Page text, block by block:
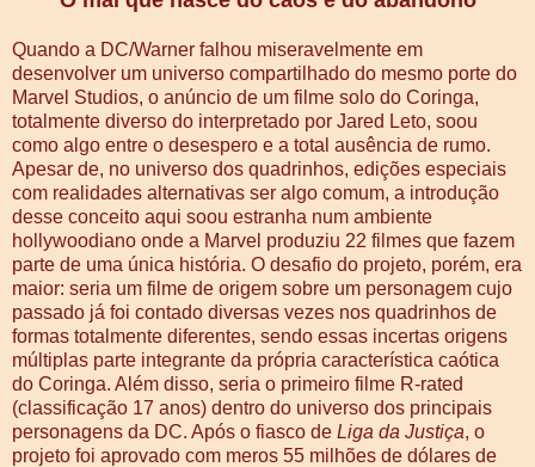
Quando a DC/Warner falhou miseravelmente em
desenvolver um universo compartilhado do mesmo porte do
Marvel Studios, o anúncio de um filme solo do Coringa,
totalmente diverso do interpretado por Jared Leto, soou
como algo entre o desespero e a total ausência de rumo.
Apesar de, no universo dos quadrinhos, edições especiais
com realidades alternativas ser algo comum, a introdução
desse conceito aqui soou estranha num ambiente
hollywoodiano onde a Marvel produziu 22 filmes que fazem
parte de uma única história. O desafio do projeto, porém, era
maior: seria um filme de origem sobre um personagem cujo
passado já foi contado diversas vezes nos quadrinhos de
formas totalmente diferentes, sendo essas incertas origens
múltiplas parte integrante da própria característica caótica
do Coringa. Além disso, seria o primeiro filme R-rated
(classificação 17 anos) dentro do universo dos principais
personagens da DC. Após o fiasco de Liga da Justiça, o
projeto foi aprovado com meros 55 milhões de dólares de